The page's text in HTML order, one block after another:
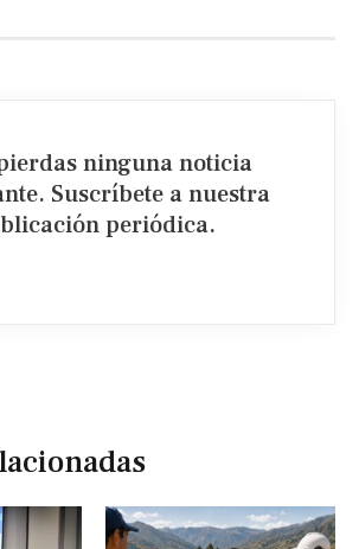
ninguna noticia
Suscríbete a nuestra
periódica.​